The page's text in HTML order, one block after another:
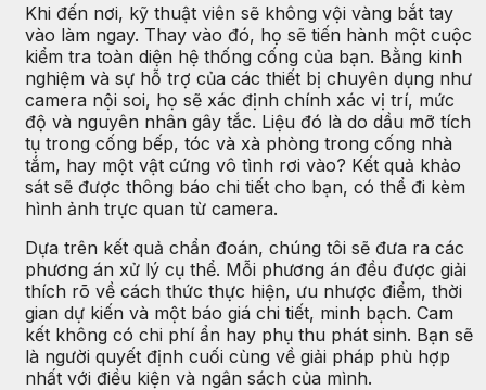
Khi đến nơi, kỹ thuật viên sẽ không vội vàng bắt tay
vào làm ngay. Thay vào đó, họ sẽ tiến hành một cuộc
kiểm tra toàn diện hệ thống cống của bạn. Bằng kinh
nghiệm và sự hỗ trợ của các thiết bị chuyên dụng như
camera nội soi, họ sẽ xác định chính xác vị trí, mức
độ và nguyên nhân gây tắc. Liệu đó là do dầu mỡ tích
tụ trong cống bếp, tóc và xà phòng trong cống nhà
tắm, hay một vật cứng vô tình rơi vào? Kết quả khảo
sát sẽ được thông báo chi tiết cho bạn, có thể đi kèm
hình ảnh trực quan từ camera.
Dựa trên kết quả chẩn đoán, chúng tôi sẽ đưa ra các
phương án xử lý cụ thể. Mỗi phương án đều được giải
thích rõ về cách thức thực hiện, ưu nhược điểm, thời
gian dự kiến và một báo giá chi tiết, minh bạch. Cam
kết không có chi phí ẩn hay phụ thu phát sinh. Bạn sẽ
là người quyết định cuối cùng về giải pháp phù hợp
nhất với điều kiện và ngân sách của mình.